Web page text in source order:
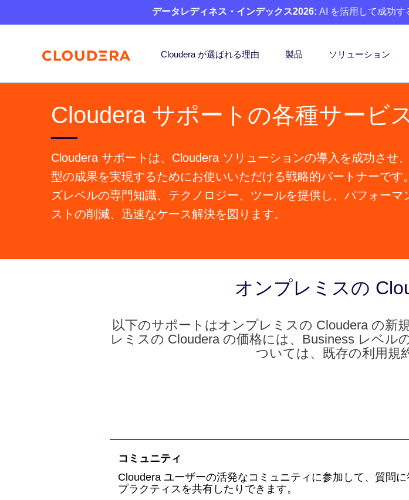
データレディネス・インデックス2026: AI を活用して成功す
Cloudera が選ばれる理由 製品 ソリューション
Cloudera サポートの各種サービ
Cloudera サポートは、Cloudera ソリューションの導入を成功させ
型の成果を実現するためにお使いいただける戦略的パートナーです
ズレベルの専門知識、テクノロジー、ツールを提供し、パフォーマ
ストの削減、迅速なケース解決を図ります。
オンプレミスの
以下のサポートはオンプレミスの Cloudera の新
レミスの Cloudera の価格には、Business レベ
ついては、既存の利用規
コミュニティ
Cloudera ユーザーの活発なコミュニティに参加して、質問に
プラクティスを共有したりできます。